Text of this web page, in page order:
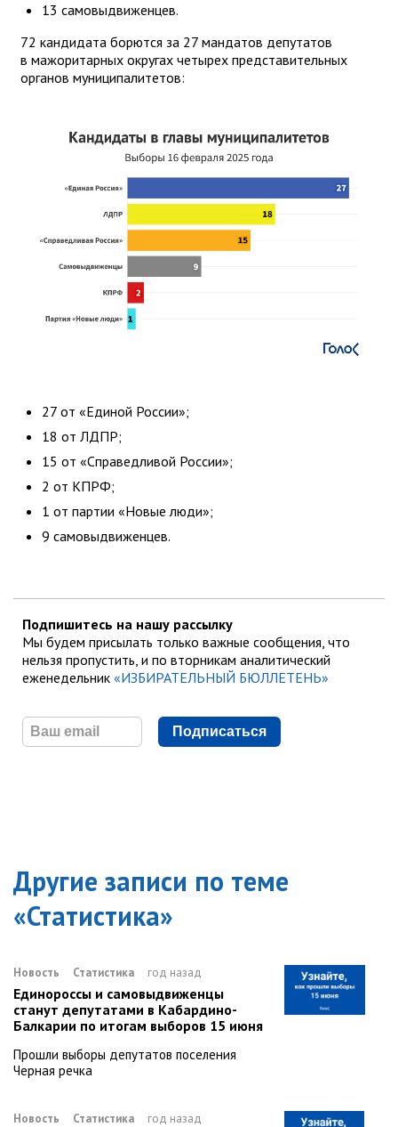
13 самовыдвиженцев.
72 кандидата борются за 27 мандатов депутатов
в мажоритарных округах четырех представительных
органов муниципалитетов:
27 от «Единой России»;
18 от ЛДПР;
15 от «Справедливой России»;
2 от КПРФ;
1 от партии «Новые люди»;
9 самовыдвиженцев.
Подпишитесь на нашу рассылку
Мы будем присылать только важные сообщения, что
нельзя пропустить, и по вторникам аналитический
еженедельник «ИЗБИРАТЕЛЬНЫЙ БЮЛЛЕТЕНЬ»
Подписаться
Другие записи по теме
«Статистика»
Новость Статистика год назад
Единороссы и самовыдвиженцы
станут депутатами в Кабардино-
Балкарии по итогам выборов 15 июня
Прошли выборы депутатов поселения
Черная речка
Новость Статистика год назад